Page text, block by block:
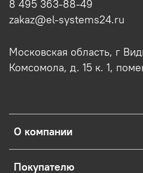
О компании
Покупателю
8 495 363-88-49
zakaz@el-systems24.ru
Московская область, г
Комсомола, д. 15 к. 1,